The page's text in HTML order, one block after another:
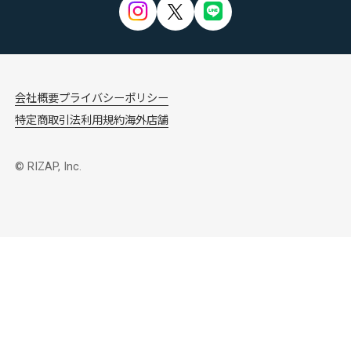
会社概要プライバシーポリシー
特定商取引法利用規約海外店舗
© RIZAP, Inc.